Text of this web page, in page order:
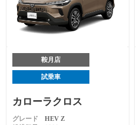
鞍月店
試乗車
カローラクロス
グレード
HEV Z